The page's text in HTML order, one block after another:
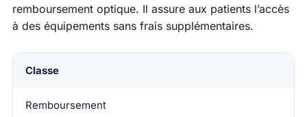
remboursement optique. Il assure aux patients l’accès
à des équipements sans frais supplémentaires.
Classe
Remboursement